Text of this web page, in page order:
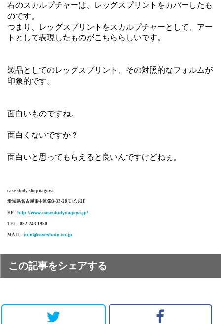
右のスカルプチャーは、レッグスプリントをカバーしたも
のです。
つまり、レッグスプリントをスカルプチャーとして、アー
トとして表現したものがこちららしいです。
製品としてのレッグスプリント、その対照的なフォルムが
印象的です。
面白いものですね。
面白くないですか？
面白いと思ってもらえると良いんですけどねぇ。
case study shop nagoya
愛知県名古屋市中区栄3-33-28 Uビル2F
HP : http://www.casestudynagoya.jp/
TEL : 052-243-1950
MAIL : info@casestudy.co.jp
この記事をシェアする